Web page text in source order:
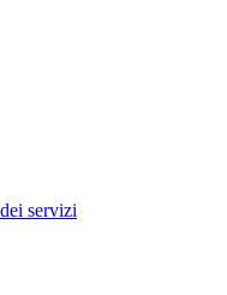
servizi